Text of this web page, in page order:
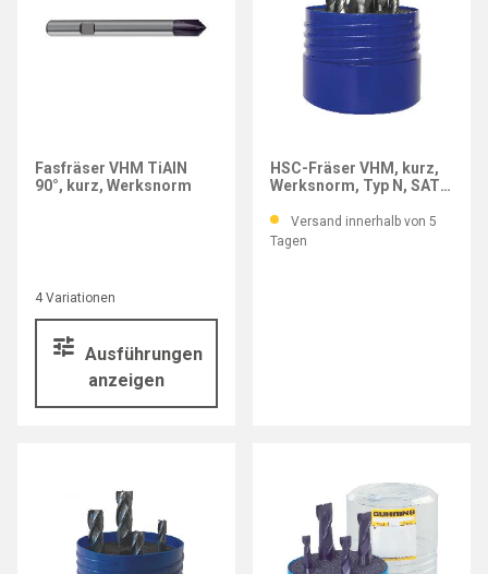
4 Variationen
Ausführungen
anzeigen
Fasfräser VHM TiAlN
90°, kurz, Werksnorm
HSC-Fräser VHM, kurz,
Werksnorm, Typ N, SATZ
Versand innerhalb von 5
Tagen